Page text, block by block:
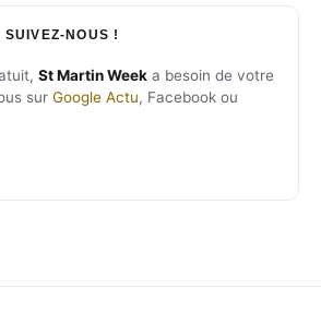
NOUS !
St Martin Week a besoin de votre
sur Google Actu, Facebook ou